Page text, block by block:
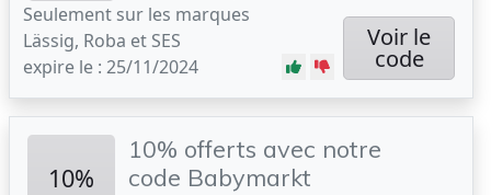
Seulement sur les marques
Lässig, Roba et SES
expire le : 25/11/2024
Voir le
code
10%
10% offerts avec notre
code Babymarkt